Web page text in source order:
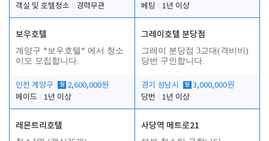
객실 및 호텔청소
경력무관
베팅
1년 이상
보우호텔
계양구 *보우호텔* 에서 청소
이모 모집합니다.
인천 계양구 월 2,600,000원
메이드
1년 이상
그레이호텔 분당점
그레이 분당점 3교대(격비비)
당번 구인합니다.
경기 성남시 월 3,000,000원
당번
1년 이상
레몬트리호텔 사당역 메트로21